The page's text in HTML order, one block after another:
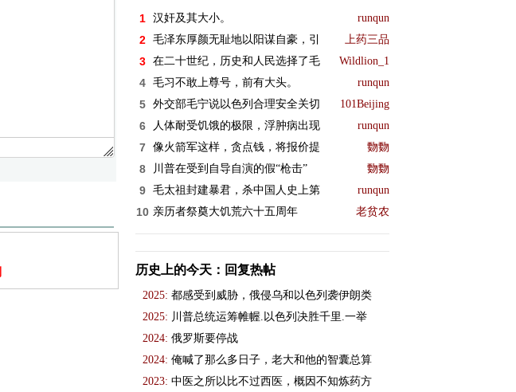
1 汉奸及其大小。 runqun
2 毛泽东厚颜无耻地以阳谋自豪，引 上药三品
3 在二十世纪，历史和人民选择了毛 Wildlion_1
4 毛习不敢上尊号，前有大头。 runqun
5 外交部毛宁说以色列合理安全关切 101Beijing
6 人体耐受饥饿的极限，浮肿病出现 runqun
7 像火箭军这样，贪点钱，将报价提 覅覅
8 川普在受到自导自演的假“枪击” 覅覅
9 毛太祖封建暴君，杀中国人史上第 runqun
10 亲历者祭奠大饥荒六十五周年 老贫农
历史上的今天：回复热帖
2025: 都感受到威胁，俄侵乌和以色列袭伊朗类
2025: 川普总统运筹帷幄.以色列决胜千里.一举
2024: 俄罗斯要停战
2024: 俺喊了那么多日子，老大和他的智囊总算
2023: 中医之所以比不过西医，概因不知炼药方